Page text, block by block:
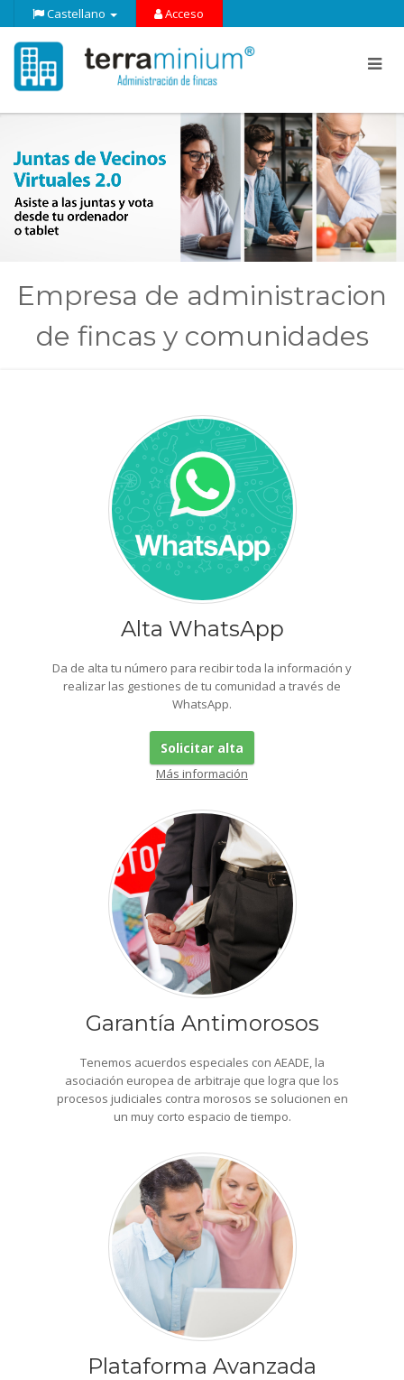
Castellano Acceso
Empresa de administracion
de fincas y comunidades
Alta WhatsApp
Da de alta tu número para recibir toda la información y
realizar las gestiones de tu comunidad a través de
WhatsApp.
Solicitar alta
Más información
Garantía Antimorosos
Tenemos acuerdos especiales con AEADE, la
asociación europea de arbitraje que logra que los
procesos judiciales contra morosos se solucionen en
un muy corto espacio de tiempo.
Plataforma Avanzada